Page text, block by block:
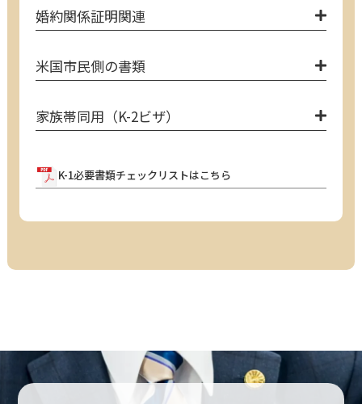
婚約関係証明関連
米国市民側の書類
家族帯同用（K-2ビザ）
K-1必要書類チェックリストはこちら